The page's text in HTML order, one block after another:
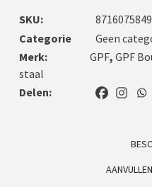
SKU:
Categorie
Geen
Merk:
GPF, GPF
staal
Delen: